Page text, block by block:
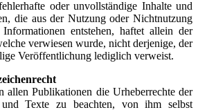
oder unvollständige Inhalte und
die aus der Nutzung oder Nichtnutzung
Informationen entstehen, haftet allein der
verwiesen wurde, nicht derjenige, der
Veröffentlichung lediglich verweist.
allen Publikationen die Urheberrechte der
Texte zu beachten, von ihm selbst